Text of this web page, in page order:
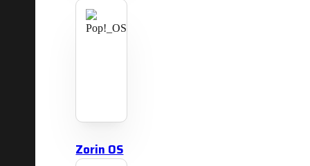
Zorin OS